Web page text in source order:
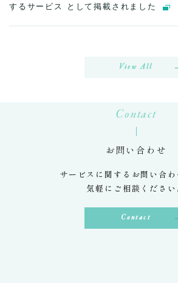
するサービス として掲載されました
View All
Contact
お問い合わせ
サービスに関するお問い合わ
気軽にご相談ください
Contact